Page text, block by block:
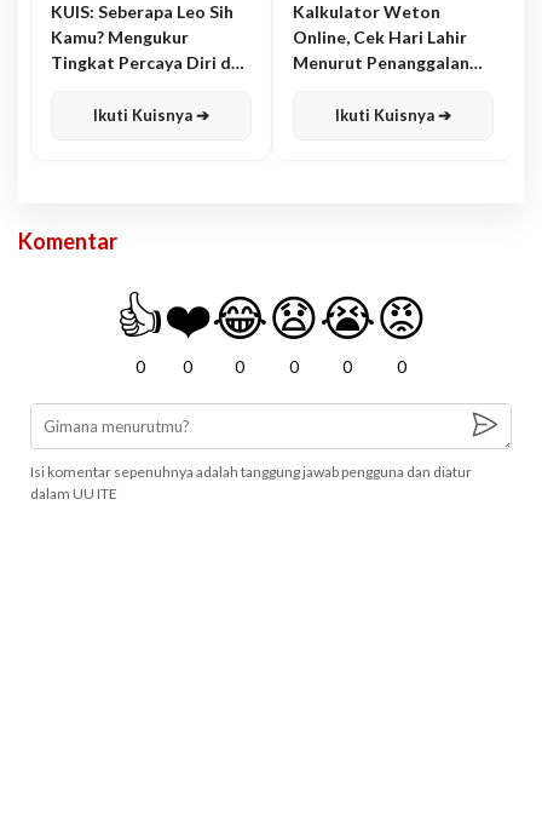
KUIS: Seberapa Leo Sih
Kamu? Mengukur
Tingkat Percaya Diri dan
Ikuti Kuisnya ➔
Kalkulator Weton
Online, Cek Hari Lahir
Menurut Penanggalan
Ikuti Kuisnya ➔
Komentar
👍
0
❤️
0
😂
0
😧
0
😭
0
😡
0
Isi komentar sepenuhnya adalah tanggung jawab pengguna dan diatur
dalam UU ITE